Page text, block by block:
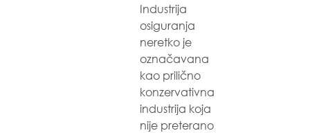
Industrija
osiguranja
neretko je
označavana
kao prilično
konzervativna
industrija koja
nije preterano